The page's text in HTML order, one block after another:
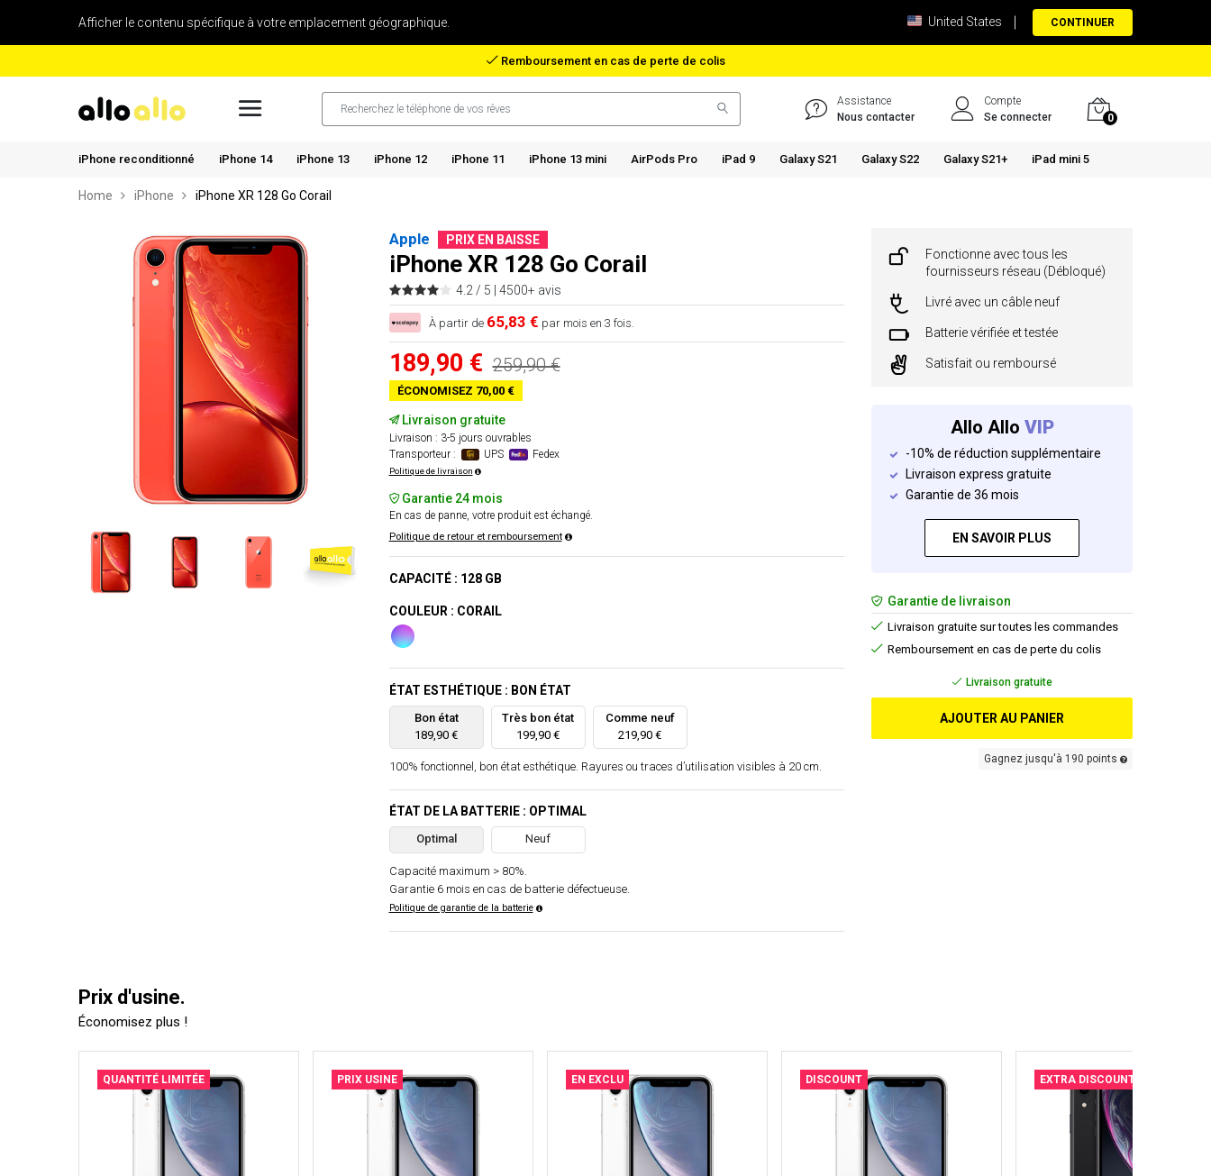
Afficher le contenu spécifique à votre emplacement géographique. United States CONTINUER
Remboursement en cas de perte de colis
Assistance
Nous contacter
Compte
Se connecter
0
iPhone reconditionné iPhone 14 iPhone 13 iPhone 12 iPhone 11 iPhone 13 mini AirPods Pro iPad 9 Galaxy S21 Galaxy S22 Galaxy S21+ iPad mini 5
Home iPhone iPhone XR 128 Go Corail
Apple PRIX EN BAISSE
iPhone XR 128 Go Corail
4.2 / 5 | 4500+ avis
À partir de 65,83 € par mois en 3 fois.
189,90 € 259,90 €
ÉCONOMISEZ 70,00 €
Livraison gratuite
Livraison : 3-5 jours ouvrables
Transporteur :
UPS Fedex
Politique de livraison
Garantie 24 mois
En cas de panne, votre produit est échangé.
Politique de retour et remboursement
CAPACITÉ : 128 GB
COULEUR : CORAIL
ÉTAT ESTHÉTIQUE : BON ÉTAT
Bon état
189,90 €
Très bon état
199,90 €
Comme neuf
219,90 €
100% fonctionnel, bon état esthétique. Rayures ou traces d’utilisation visibles à 20 cm.
ÉTAT DE LA BATTERIE : OPTIMAL
Optimal Neuf
Capacité maximum > 80%.
Garantie 6 mois en cas de batterie défectueuse.
Politique de garantie de la batterie
Fonctionne avec tous les
fournisseurs réseau (Débloqué)
Livré avec un câble neuf
Batterie vérifiée et testée
Satisfait ou remboursé
Allo Allo VIP
-10% de réduction supplémentaire
Livraison express gratuite
Garantie de 36 mois
EN SAVOIR PLUS
Garantie de livraison
Livraison gratuite sur toutes les commandes
Remboursement en cas de perte du colis
Livraison gratuite
AJOUTER AU PANIER
Gagnez jusqu'à 190 points
Prix d'usine.
Économisez plus !
QUANTITÉ LIMITÉE PRIX USINE EN EXCLU DISCOUNT EXTRA DISCOUNT